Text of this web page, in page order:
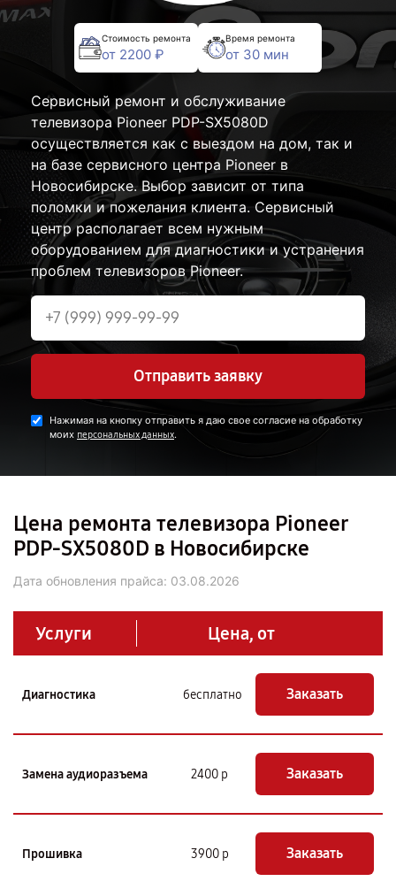
Стоимость ремонта
от 2200 ₽
Время ремонта
от 30 мин
Сервисный ремонт и обслуживание
телевизора Pioneer PDP-SX5080D
осуществляется как с выездом на дом, так и
на базе сервисного центра Pioneer в
Новосибирске. Выбор зависит от типа
поломки и пожелания клиента. Сервисный
центр располагает всем нужным
оборудованием для диагностики и устранения
проблем телевизоров Pioneer.
Отправить заявку
Нажимая на кнопку отправить я даю свое согласие на обработку
моих персональных данных.
Цена ремонта телевизора Pioneer
PDP-SX5080D в Новосибирске
Дата обновления прайса: 03.08.2026
Услуги Цена, от
Диагностика бесплатно Заказать
Замена аудиоразъема 2400 р Заказать
Прошивка 3900 р Заказать